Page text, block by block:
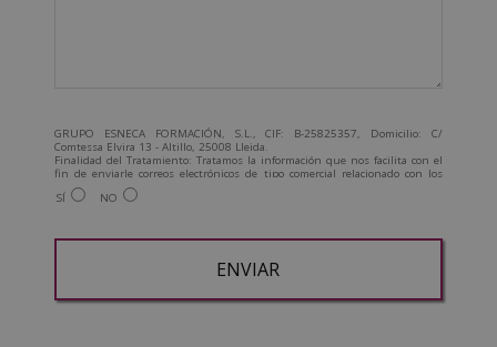
GRUPO ESNECA FORMACIÓN, S.L., CIF: B-25825357, Domicilio: C/
Comtessa Elvira 13 - Altillo, 25008 Lleida.
Finalidad del Tratamiento: Tratamos la información que nos facilita con el
fin de enviarle correos electrónicos de tipo comercial relacionado con los
productos ofrecidos y otros tipo de productos que fueran de su interés.
Legitimación del tratamiento: Consentimiento del interesado.
Para más información consulte nuestra Política de Privacidad.
SÍ NO